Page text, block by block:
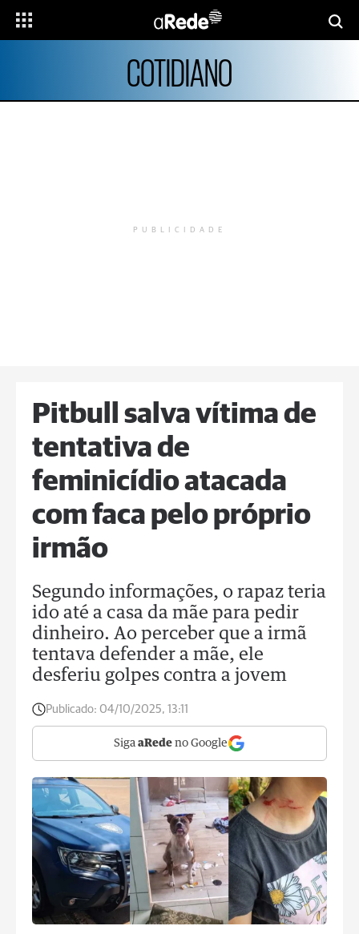
COTIDIANO
PUBLICIDADE
Pitbull salva vítima de
tentativa de
feminicídio atacada
com faca pelo próprio
irmão
Segundo informações, o rapaz teria
ido até a casa da mãe para pedir
dinheiro. Ao perceber que a irmã
tentava defender a mãe, ele
desferiu golpes contra a jovem
Publicado: 04/10/2025, 13:11
Siga aRede no Google